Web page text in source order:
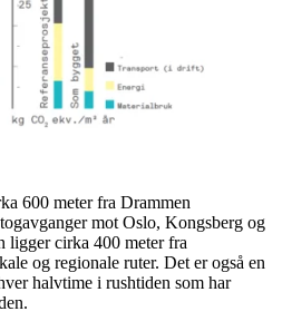
600 meter fra Drammen
mot Oslo, Kongsberg og
ligger cirka 400 meter fra
og regionale ruter. Det er også en
halvtime i rushtiden som har